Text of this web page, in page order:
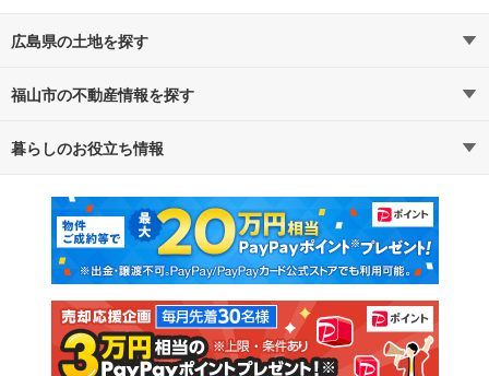
広島県の土地を探す
路線・駅から探す
通勤・通学時間から探す
福山市の不動産情報を探す
不動産・住宅
新築マンション 中古マンション
新築一戸建て 中古一戸建て
注文住宅 土地
暮らしのお役立ち情報
マンションカタログ 教えて！住まいの先生